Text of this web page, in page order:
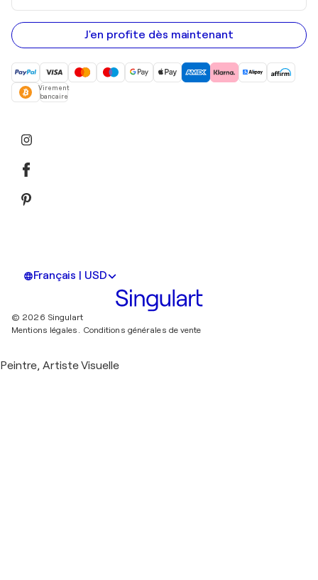
adresse
e-
mail
J'en profite dès maintenant
Virement
bancaire
Français | USD
© 2026 Singulart
Mentions légales. Conditions générales de vente
Peintre, Artiste Visuelle